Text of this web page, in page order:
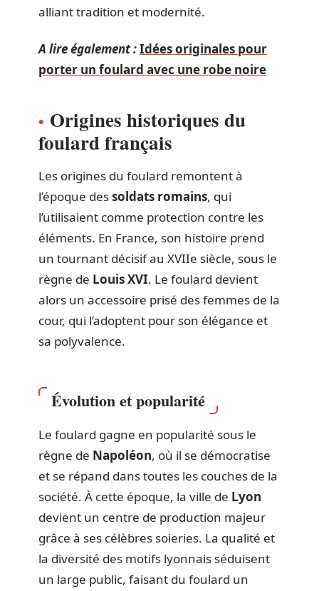
alliant tradition et modernité.
A lire également :Idées originales pour
porter un foulard avec une robe noire
Origines historiques du
foulard français
Les origines du foulard remontent à
l’époque dessoldats romains, qui
l’utilisaient comme protection contre les
éléments. En France, son histoire prend
un tournant décisif au XVIIe siècle, sous le
règne de Louis XVI. Le foulard devient
alors un accessoire prisé des femmes de la
cour, qui l’adoptent pour son élégance et
sa polyvalence.
Évolution et popularité
Le foulard gagne en popularité sous le
règne de Napoléon, où il se démocratise
et se répand dans toutes les couches de la
société. À cette époque, la ville de Lyon
devient un centre de production majeur
grâce à ses célèbres soieries. La qualité et
la diversité des motifs lyonnais séduisent
un large public, faisant du foulard un